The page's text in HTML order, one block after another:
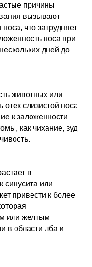
причины
вызывают
что затрудняет
носа при
дней до
животных или
отек слизистой носа
к заложенности
как чихание, зуд
в
синусита или
привести к более
или желтым
в области лба и